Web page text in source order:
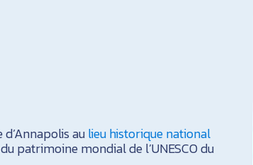
aulieu historique national
patrimoine mondial de l’UNESCO du